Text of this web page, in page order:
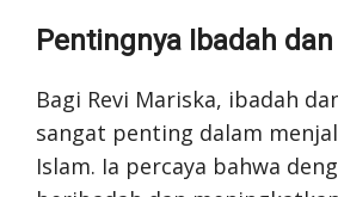
Pentingnya Ibadah
Bagi Revi Mariska, ibadah
sangat penting dalam
Islam. Ia percaya bahwa